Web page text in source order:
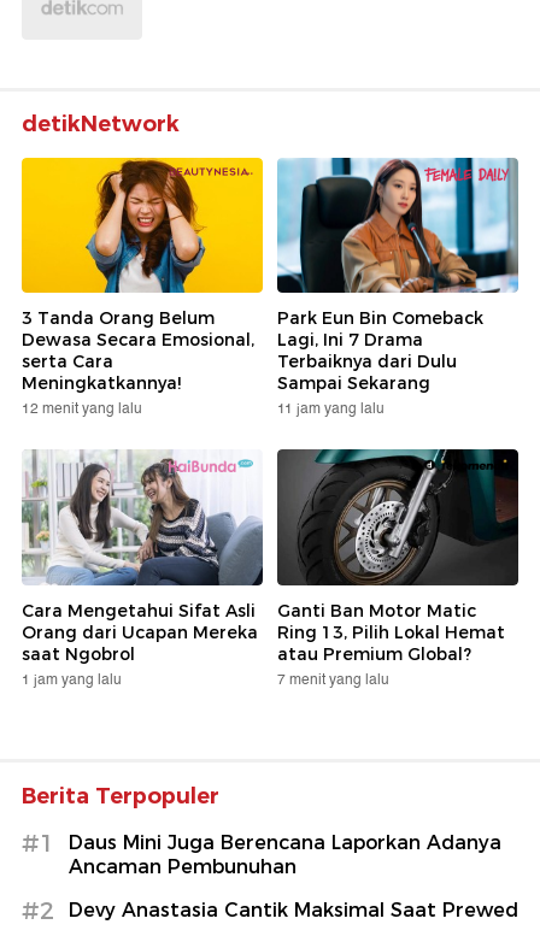
detikNetwork
3 Tanda Orang Belum
Dewasa Secara Emosional,
serta Cara
Meningkatkannya!
12 menit yang lalu
Park Eun Bin Comeback
Lagi, Ini 7 Drama
Terbaiknya dari Dulu
Sampai Sekarang
11 jam yang lalu
Cara Mengetahui Sifat Asli
Orang dari Ucapan Mereka
saat Ngobrol
1 jam yang lalu
Ganti Ban Motor Matic
Ring 13, Pilih Lokal Hemat
atau Premium Global?
7 menit yang lalu
Berita Terpopuler
#1
Daus Mini Juga Berencana Laporkan Adanya
Ancaman Pembunuhan
#2 Devy Anastasia Cantik Maksimal Saat Prewed